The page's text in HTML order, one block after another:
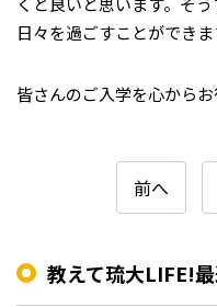
日々を過ごすことができま
皆さんのご入学を心からお
前へ
教えて琉大LIFE!